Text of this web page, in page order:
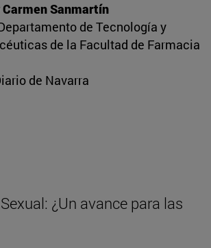
Sanmartín
de Tecnología y
de la Facultad de Farmacia
de Navarra
¿Un avance para las